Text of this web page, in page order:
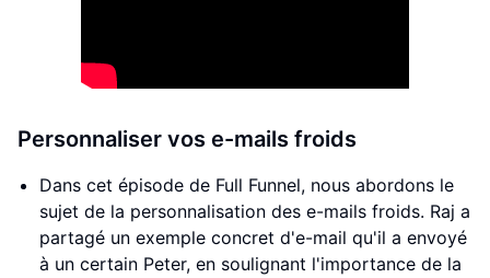
Personnaliser vos e-mails froids
Dans cet épisode de Full Funnel, nous abordons le
sujet de la personnalisation des e-mails froids. Raj a
partagé un exemple concret d'e-mail qu'il a envoyé
à un certain Peter, en soulignant l'importance de la